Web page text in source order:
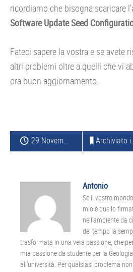
ricordiamo che bisogna scaricare
Software Update Seed
Fateci sapere la vostra e se avete
altri problemi oltre a quelli che vi
ora buon aggiornamento.
29 Novembre 2012 Archiviato in:
Antonio
Se il vostro
mio è quello
nell’ambiente da
del tempo la
trasformata in una vera passione, che
mia passione da studente per la
all’università. Per qualsiasi problema